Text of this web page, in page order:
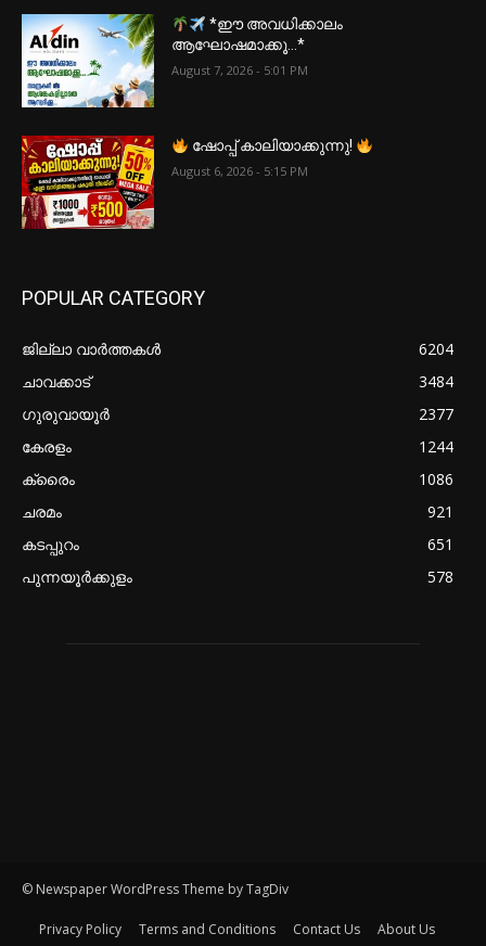
*ഈ അവധിക്കാലം
ആഘോഷമാക്കൂ…*
August 7, 2026 - 5:01 PM
ഷോപ്പ് കാലിയാക്കുന്നു!
August 6, 2026 - 5:15 PM
POPULAR CATEGORY
ജില്ലാ വാർത്തകൾ
6204
ചാവക്കാട്
3484
ഗുരുവായൂർ
2377
കേരളം
1244
ക്രൈം
1086
ചരമം
921
കടപ്പുറം
651
പുന്നയൂർക്കുളം
578
© Newspaper WordPress Theme by TagDiv
Privacy Policy Terms and Conditions Contact Us
About Us